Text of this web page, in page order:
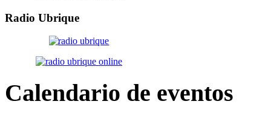
Radio Ubrique
Calendario de eventos